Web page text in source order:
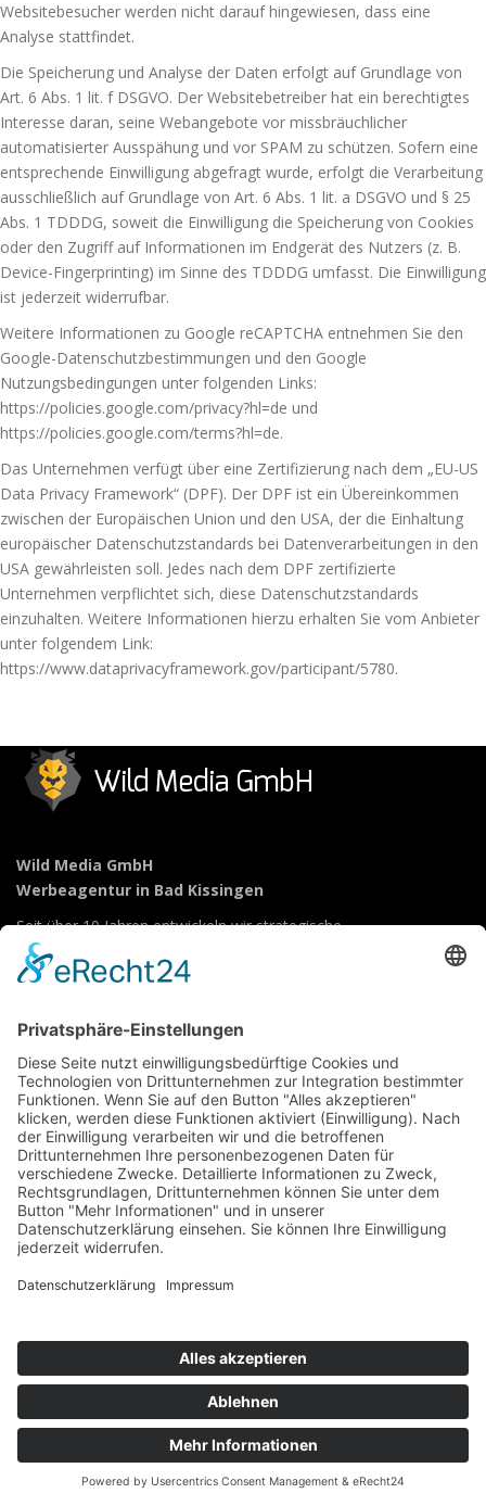
Websitebesucher werden nicht darauf hingewiesen, dass eine
Analyse stattfindet.
Die Speicherung und Analyse der Daten erfolgt auf Grundlage von
Art. 6 Abs. 1 lit. f DSGVO. Der Websitebetreiber hat ein berechtigtes
Interesse daran, seine Webangebote vor missbräuchlicher
automatisierter Ausspähung und vor SPAM zu schützen. Sofern eine
entsprechende Einwilligung abgefragt wurde, erfolgt die Verarbeitung
ausschließlich auf Grundlage von Art. 6 Abs. 1 lit. a DSGVO und § 25
Abs. 1 TDDDG, soweit die Einwilligung die Speicherung von Cookies
oder den Zugriff auf Informationen im Endgerät des Nutzers (z. B.
Device-Fingerprinting) im Sinne des TDDDG umfasst. Die Einwilligung
ist jederzeit widerrufbar.
Weitere Informationen zu Google reCAPTCHA entnehmen Sie den
Google-Datenschutzbestimmungen und den Google
Nutzungsbedingungen unter folgenden Links:
https://policies.google.com/privacy?hl=de und
https://policies.google.com/terms?hl=de.
Das Unternehmen verfügt über eine Zertifizierung nach dem „EU-US
Data Privacy Framework“ (DPF). Der DPF ist ein Übereinkommen
zwischen der Europäischen Union und den USA, der die Einhaltung
europäischer Datenschutzstandards bei Datenverarbeitungen in den
USA gewährleisten soll. Jedes nach dem DPF zertifizierte
Unternehmen verpflichtet sich, diese Datenschutzstandards
einzuhalten. Weitere Informationen hierzu erhalten Sie vom Anbieter
unter folgendem Link:
https://www.dataprivacyframework.gov/participant/5780.
Wild Media GmbH
Werbeagentur in Bad Kissingen
Seit über 10 Jahren entwickeln wir strategische
Marketingkonzepte. Sie haben Ihre Dienstleistungen und
Produkte mit viel Energie und Ambitionen entwickelt. Wir haben
vermarkten.
Geschäftsfelder
Marketing
Webdesign & -entwicklung
Audioproduktion
Schulungen
Luftaufnahmen